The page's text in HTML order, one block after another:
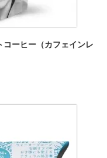
ーヒー（カフェインレ